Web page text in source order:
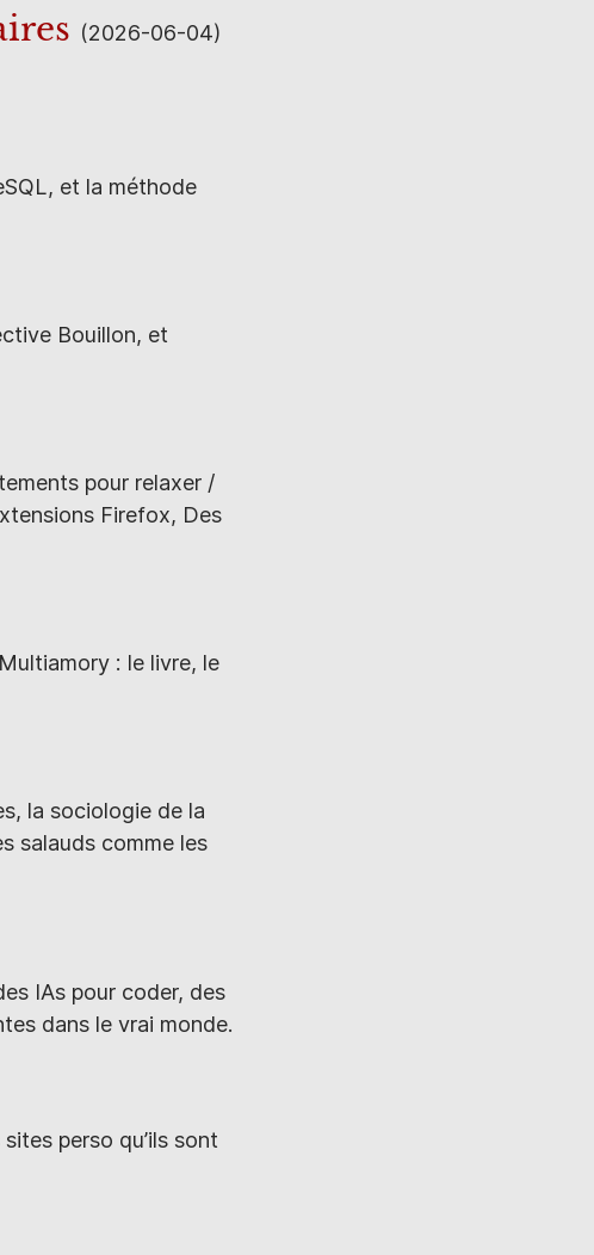
(2026-06-04)
et la méthode
Bouillon, et
pour relaxer /
Firefox, Des
: le livre, le
la sociologie de la
salauds comme les
IAs pour coder, des
dans le vrai monde.
perso qu’ils sont